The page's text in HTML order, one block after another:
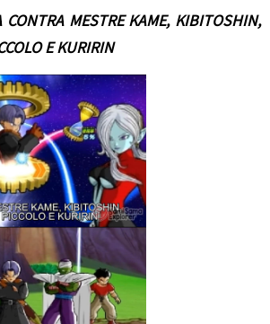
MESTRE KAME, KIBITOSHIN,
E KURIRIN